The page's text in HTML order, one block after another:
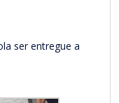
ser entregue a